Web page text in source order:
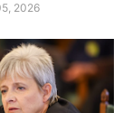
2026